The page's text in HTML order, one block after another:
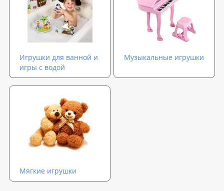
Игрушки для ванной и
игры с водой
Музыкальные игрушки
Мягкие игрушки